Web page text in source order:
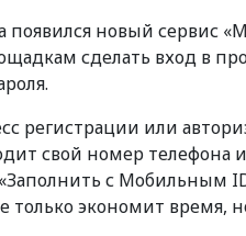
появился новый сервис
сделать вход в
регистрации или
свой номер телефона
с Мобильным
только экономит